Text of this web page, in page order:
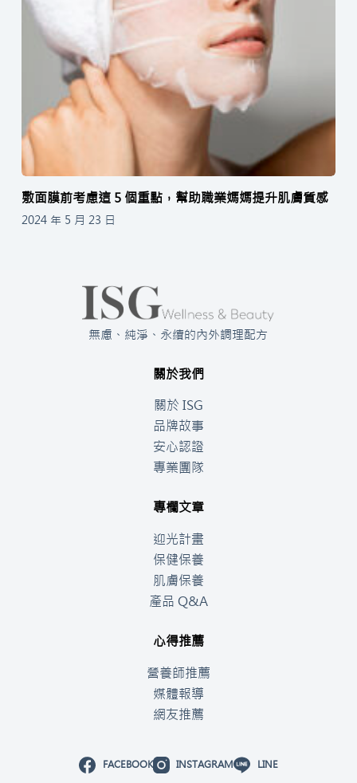
敷面膜前考慮這 5 個重點，幫助職業媽媽提升肌膚質感
2024 年 5 月 23 日
無慮、純淨、永續的內外調理配方
關於我們
關於 ISG
品牌故事
安心認證
專業團隊
專欄文章
迎光計畫
保健保養
肌膚保養
產品 Q&A
心得推薦
營養師推薦
媒體報導
網友推薦
FACEBOOK INSTAGRAM LINE